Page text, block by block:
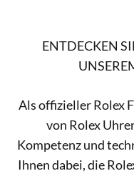
ENTDECKEN
Als offizieller Rolex
von Rolex
Kompetenz und
Ihnen dabei, die